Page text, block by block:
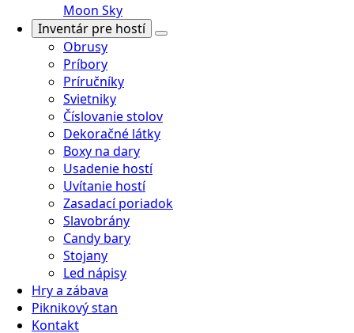
Moon Sky
Inventár pre hostí
Obrusy
Príbory
Príručníky
Svietniky
Číslovanie stolov
Dekoračné látky
Boxy na dary
Usadenie hostí
Uvítanie hostí
Zasadací poriadok
Slavobrány
Candy bary
Stojany
Led nápisy
Hry a zábava
Piknikový stan
Kontakt